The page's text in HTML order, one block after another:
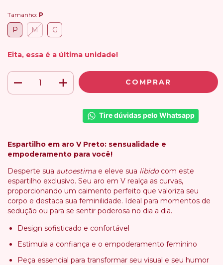
Tamanho: P
P M G
Eita, essa é a última unidade!
Tire dúvidas pelo Whatsapp
Espartilho em aro V Preto: sensualidade e
empoderamento para você!
Desperte sua autoestimae eleve sua libidocom este
espartilho exclusivo. Seu aro em V realça as curvas,
proporcionando um caimento perfeito que valoriza seu
corpo e destaca sua feminilidade. Ideal para momentos de
sedução ou para se sentir poderosa no dia a dia.
Design sofisticado e confortável
Estimula a confiança e o empoderamento feminino
Peça essencial para transformar seu visual e seu humor